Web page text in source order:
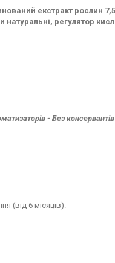
екстракт рослин
регулятор
- Без консервантів
(від 6 місяців).